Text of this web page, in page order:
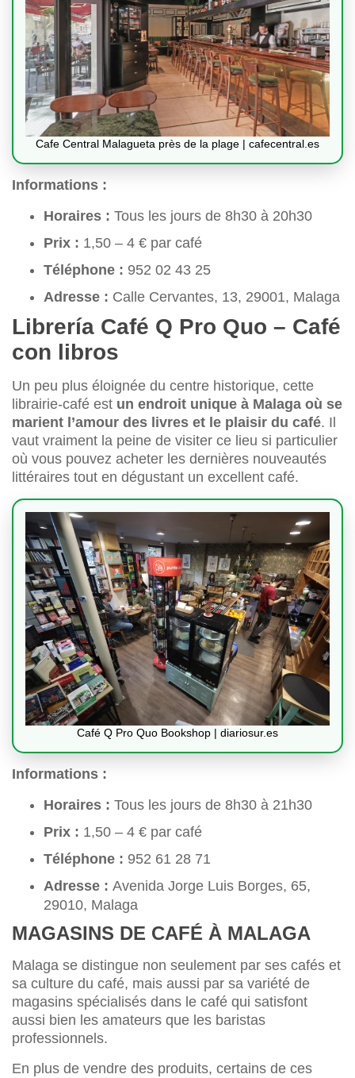
Cafe Central Malagueta près de la plage | cafecentral.es
Informations :
Horaires : Tous les jours de 8h30 à 20h30
Prix : 1,50 – 4 € par café
Téléphone : 952 02 43 25
Adresse : Calle Cervantes, 13, 29001, Malaga
Librería Café Q Pro Quo – Café
con libros
Un peu plus éloignée du centre historique, cette
librairie-café est un endroit unique à Malaga où se
marient l’amour des livres et le plaisir du café. Il
vaut vraiment la peine de visiter ce lieu si particulier
où vous pouvez acheter les dernières nouveautés
littéraires tout en dégustant un excellent café.
Café Q Pro Quo Bookshop | diariosur.es
Informations :
Horaires : Tous les jours de 8h30 à 21h30
Prix : 1,50 – 4 € par café
Téléphone : 952 61 28 71
Adresse : Avenida Jorge Luis Borges, 65,
29010, Malaga
MAGASINS DE CAFÉ À MALAGA
Malaga se distingue non seulement par ses cafés et
sa culture du café, mais aussi par sa variété de
magasins spécialisés dans le café qui satisfont
aussi bien les amateurs que les baristas
professionnels.
En plus de vendre des produits, certains de ces